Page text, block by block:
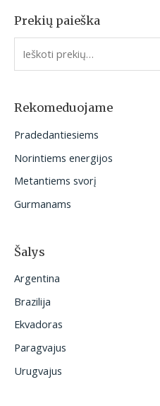
Prekių paieška
I
e
o
:
Rekomeduojame
Pradedantiesiems
Norintiems energijos
Metantiems svorį
Gurmanams
Šalys
Argentina
Brazilija
Ekvadoras
Paragvajus
Urugvajus